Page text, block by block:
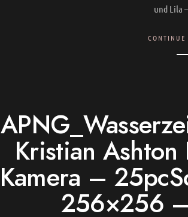
und Lila
CONTINUE
Kristian
Kamera –
256×256